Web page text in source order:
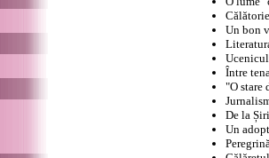
Un bon
Între
"O stare
De la
Un